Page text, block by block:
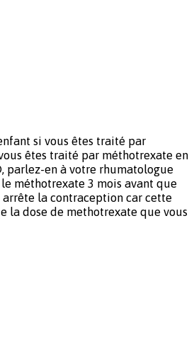
si vous êtes traité par
êtes traité par méthotrexate en
parlez-en à votre rhumatologue
méthotrexate 3 mois avant que
la contraception car cette
la dose de methotrexate que vous